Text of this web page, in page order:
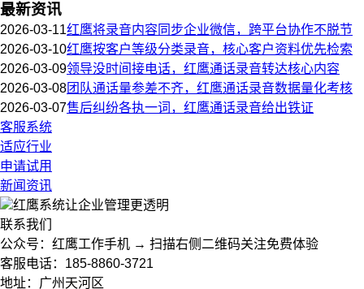
最新资讯
2026-03-11红鹰将录音内容同步企业微信，跨平台协作不脱节
2026-03-10红鹰按客户等级分类录音，核心客户资料优先检索
2026-03-09领导没时间接电话，红鹰通话录音转达核心内容
2026-03-08团队通话量参差不齐，红鹰通话录音数据量化考核
2026-03-07售后纠纷各执一词，红鹰通话录音给出铁证
客服系统
适应行业
申请试用
新闻资讯
红鹰系统让企业管理更透明
联系我们
公众号：红鹰工作手机 → 扫描右侧二维码关注免费体验
客服电话：185-8860-3721
地址：广州天河区